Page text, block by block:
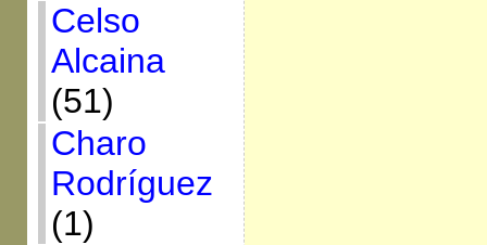
Celso
Alcaina
(51)
Charo
Rodríguez
(1)